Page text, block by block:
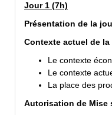
Jour 1 (7h)
Présentation de la
Contexte actuel de
Le contexte
Le contexte
La place des
Autorisation de Mise